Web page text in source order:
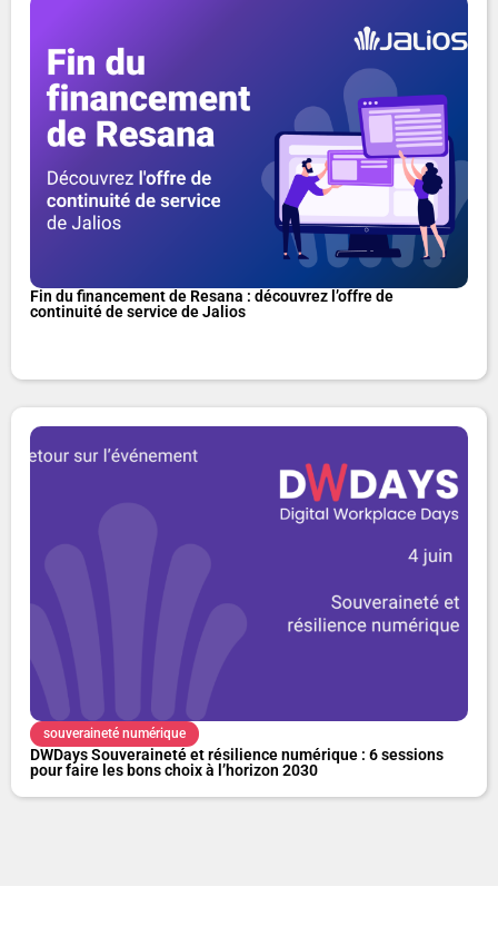
Fin du financement de Resana : découvrez l’offre de
continuité de service de Jalios
souveraineté numérique
DWDays Souveraineté et résilience numérique : 6 sessions
pour faire les bons choix à l’horizon 2030